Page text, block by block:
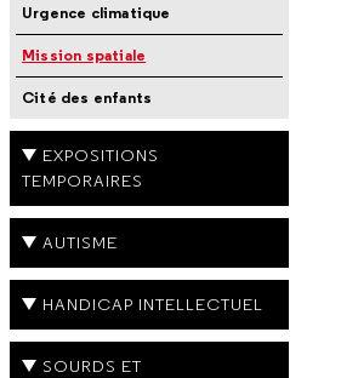
Urgence climatique
Mission spatiale
Cité des enfants
EXPOSITIONS
TEMPORAIRES
AUTISME
HANDICAP INTELLECTUEL
SOURDS ET